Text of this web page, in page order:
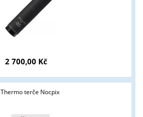
2 700,00 Kč
Thermo terče Nocpix